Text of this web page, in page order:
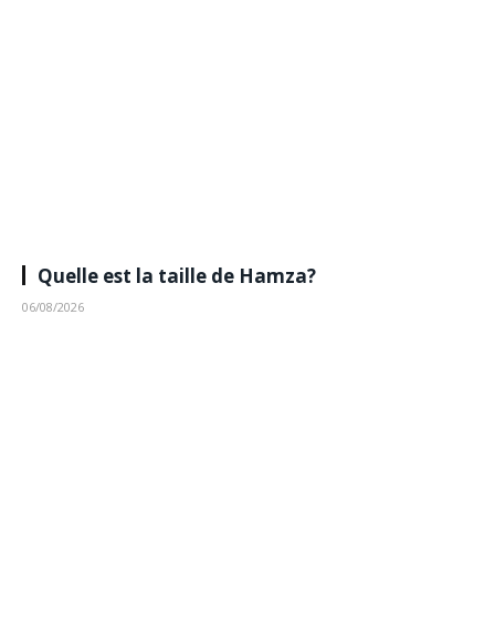
Quelle est la taille de Hamza?
06/08/2026